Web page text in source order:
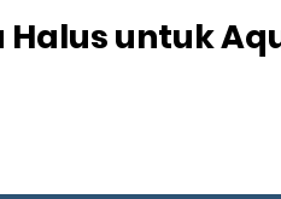
Halus untuk